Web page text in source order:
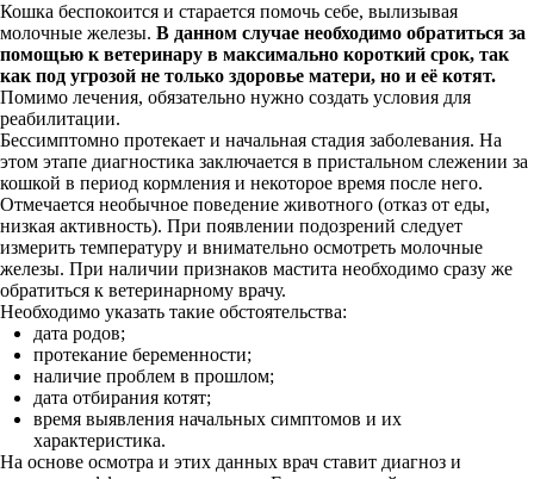
Кошка беспокоится и старается помочь себе, вылизывая
молочные железы. В данном случае необходимо обратиться за
помощью к ветеринару в максимально короткий срок, так
как под угрозой не только здоровье матери, но и её котят.
Помимо лечения, обязательно нужно создать условия для
реабилитации.
Бессимптомно протекает и начальная стадия заболевания. На
этом этапе диагностика заключается в пристальном слежении за
кошкой в период кормления и некоторое время после него.
Отмечается необычное поведение животного (отказ от еды,
низкая активность). При появлении подозрений следует
измерить температуру и внимательно осмотреть молочные
железы. При наличии признаков мастита необходимо сразу же
обратиться к ветеринарному врачу.
Необходимо указать такие обстоятельства:
дата родов;
протекание беременности;
наличие проблем в прошлом;
дата отбирания котят;
время выявления начальных симптомов и их
характеристика.
На основе осмотра и этих данных врач ставит диагноз и